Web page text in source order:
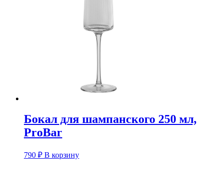
Бокал для шампанского 250 мл,
ProBar
790 ₽ В корзину